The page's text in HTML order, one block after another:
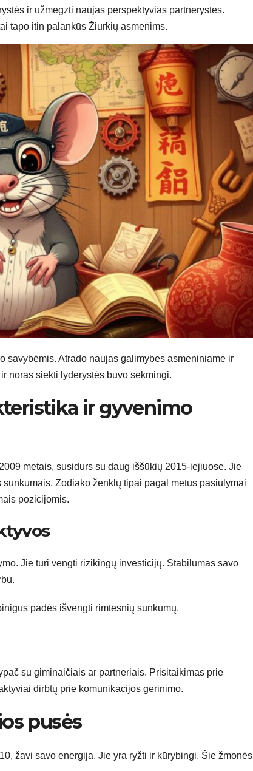
ir užmegzti naujas perspektyvias partnerystes.
tapo itin palankūs Žiurkių asmenims.
savybėmis. Atrado naujas galimybes asmeniniame ir
noras siekti lyderystės buvo sėkmingi.
ir gyvenimo
metais, susidurs su daug iššūkių 2015-iejiuose. Jie
Zodiako ženklų tipai pagal metus pasiūlymai
pozicijomis.
Jie turi vengti rizikingų investicijų. Stabilumas savo
padės išvengti rimtesnių sunkumų.
su giminaičiais ar partneriais. Prisitaikimas prie
dirbtų prie komunikacijos gerinimo.
pusės
žavi savo energija. Jie yra ryžti ir kūrybingi. Šie žmonės